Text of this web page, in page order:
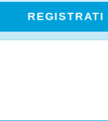
REGISTRATI